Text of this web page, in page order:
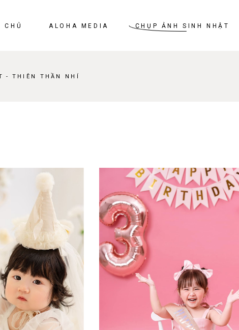
CHỦ ALOHA MEDIA CHỤP ẢNH SINH NHẬT
THIÊN THẦN NHÍ